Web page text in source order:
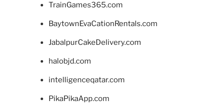
TrainGames365.com
BaytownEvaCationRentals.com
JabalpurCakeDelivery.com
halobjd.com
intelligenceqatar.com
PikaPikaApp.com